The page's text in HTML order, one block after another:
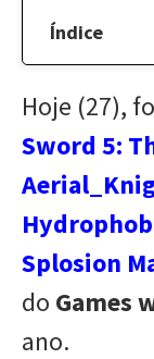
Índice
Hoje (27),
Sword 5:
Splosion
do Games
ano.